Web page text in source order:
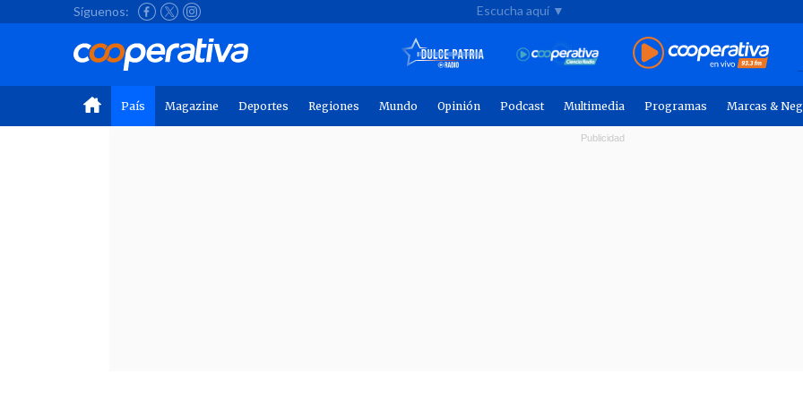
Síguenos: Escucha aquí ▼
País Magazine Deportes Regiones Mundo Opinión Podcast Multimedia Programas Marcas &